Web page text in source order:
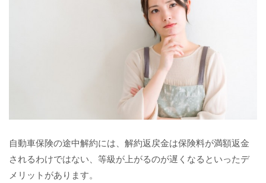
自動車保険の途中解約には、解約返戻金は保険料が満額返金
されるわけではない、等級が上がるのが遅くなるといったデ
メリットがあります。